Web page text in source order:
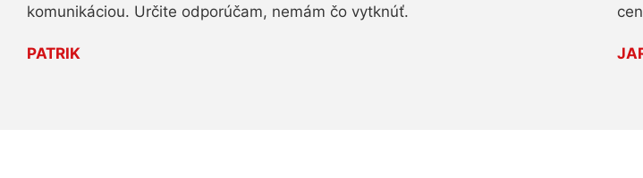
komunikáciou. Určite odporúčam, nemám čo vytknúť.
PATRIK